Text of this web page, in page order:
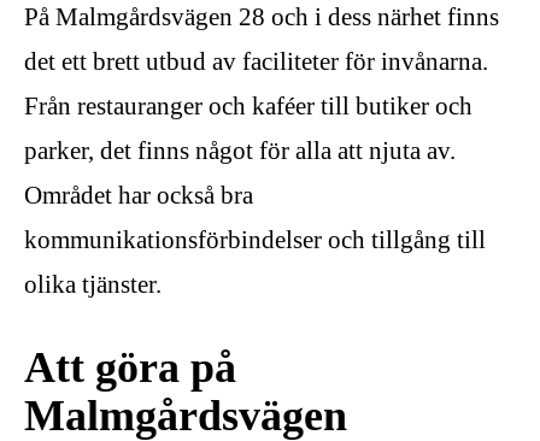
På Malmgårdsvägen 28 och i dess närhet finns
det ett brett utbud av faciliteter för invånarna.
Från restauranger och kaféer till butiker och
parker, det finns något för alla att njuta av.
Området har också bra
kommunikationsförbindelser och tillgång till
olika tjänster.
Att göra på
Malmgårdsvägen